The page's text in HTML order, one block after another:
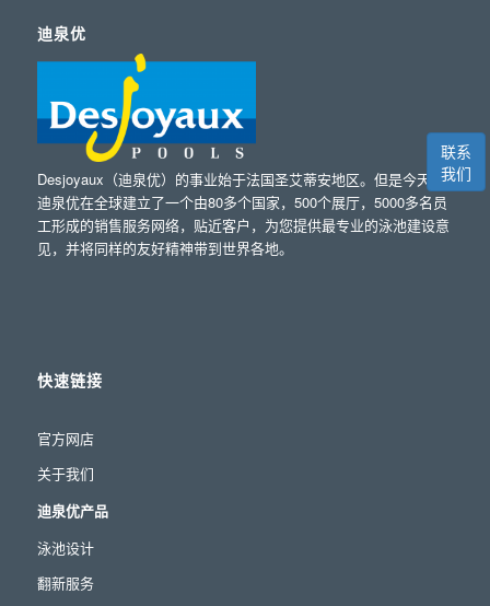
联系
我们
迪泉优
Desjoyaux（迪泉优）的事业始于法国圣艾蒂安地区。但是今天，
迪泉优在全球建立了一个由80多个国家，500个展厅，5000多名员
工形成的销售服务网络，贴近客户，为您提供最专业的泳池建设意
见，并将同样的友好精神带到世界各地。
快速链接
官方网店
关于我们
迪泉优产品
泳池设计
翻新服务